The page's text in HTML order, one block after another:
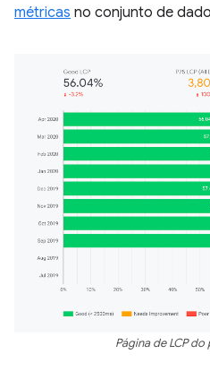
métricas no conjunto de
Página de LCP